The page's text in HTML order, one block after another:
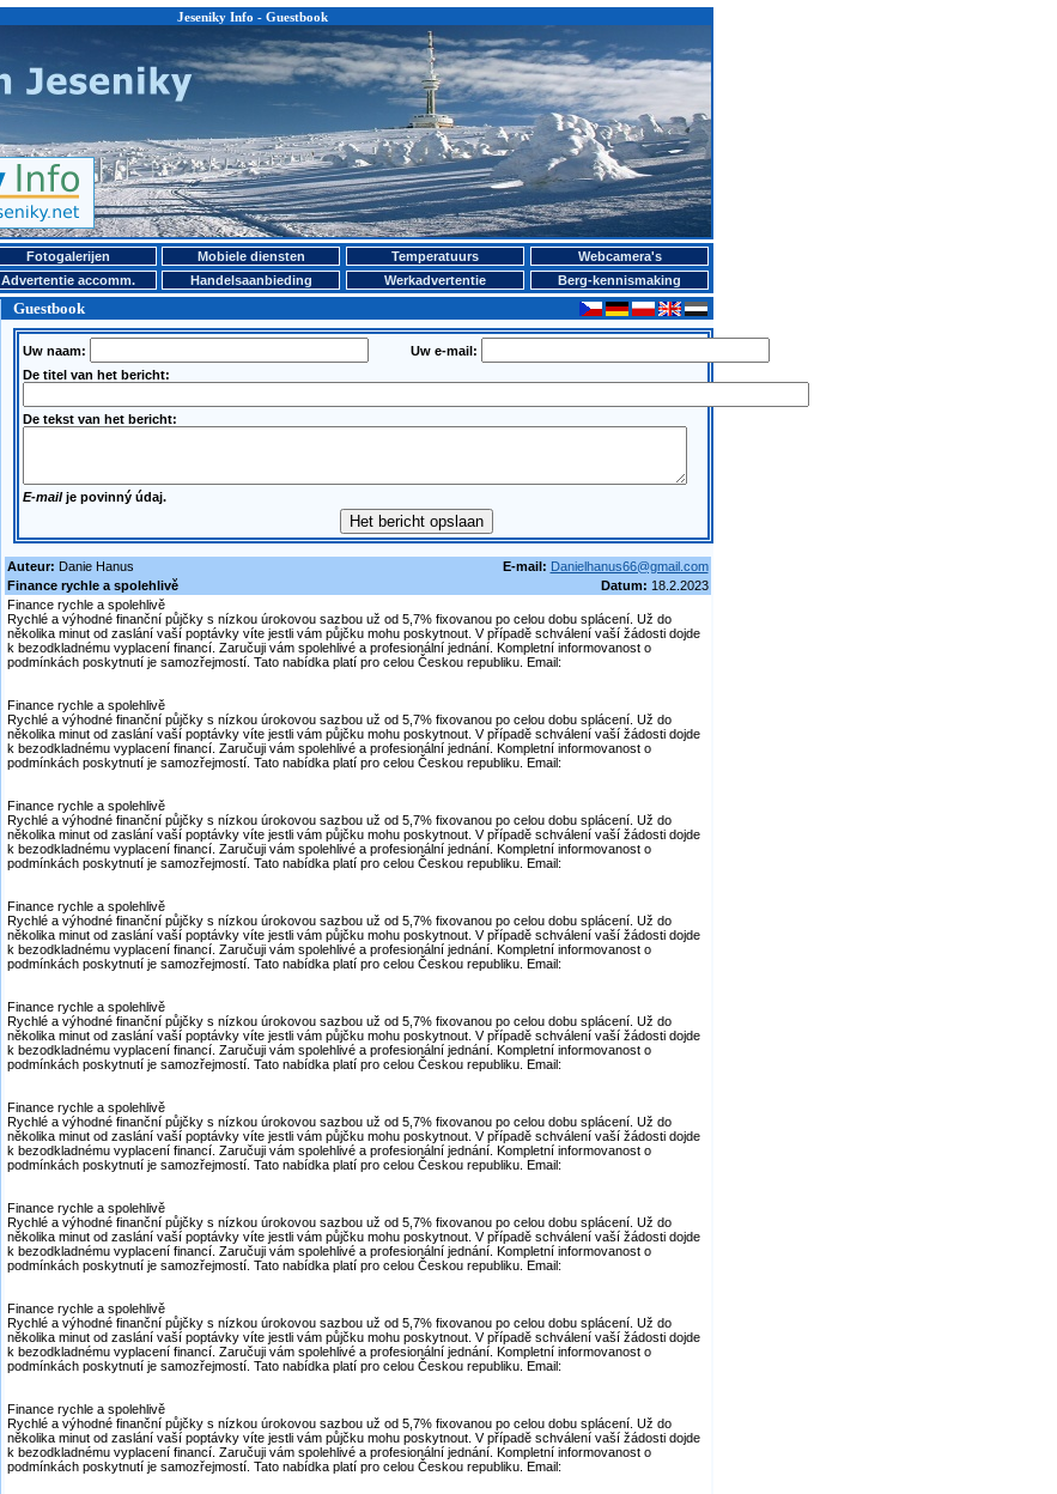
Jeseniky Info - Guestbook
Fotogalerijen Mobiele diensten Temperatuurs
Webcamera's
Advertentie accomm. Handelsaanbieding Werkadvertentie
Berg-kennismaking
Guestbook
Uw naam:
Uw e-mail:
De titel van het bericht:
De tekst van het bericht:
E-mailje povinný údaj.
Auteur: Danie Hanus E-mail: Danielhanus66@gmail.com
Finance rychle a spolehlivě
Datum: 18.2.2023
Finance rychle a spolehlivě
Rychlé a výhodné finanční půjčky s nízkou úrokovou sazbou už od 5,7% fixovanou po celou dobu splácení. Už do
několika minut od zaslání vaší poptávky víte jestli vám půjčku mohu poskytnout. V případě schválení vaší žádosti dojde
k bezodkladnému vyplacení financí. Zaručuji vám spolehlivé a profesionální jednání. Kompletní informovanost o
podmínkách poskytnutí je samozřejmostí. Tato nabídka platí pro celou Českou republiku. Email:
Finance rychle a spolehlivě
Rychlé a výhodné finanční půjčky s nízkou úrokovou sazbou už od 5,7% fixovanou po celou dobu splácení. Už do
několika minut od zaslání vaší poptávky víte jestli vám půjčku mohu poskytnout. V případě schválení vaší žádosti dojde
k bezodkladnému vyplacení financí. Zaručuji vám spolehlivé a profesionální jednání. Kompletní informovanost o
podmínkách poskytnutí je samozřejmostí. Tato nabídka platí pro celou Českou republiku. Email:
Finance rychle a spolehlivě
Rychlé a výhodné finanční půjčky s nízkou úrokovou sazbou už od 5,7% fixovanou po celou dobu splácení. Už do
několika minut od zaslání vaší poptávky víte jestli vám půjčku mohu poskytnout. V případě schválení vaší žádosti dojde
k bezodkladnému vyplacení financí. Zaručuji vám spolehlivé a profesionální jednání. Kompletní informovanost o
podmínkách poskytnutí je samozřejmostí. Tato nabídka platí pro celou Českou republiku. Email:
Finance rychle a spolehlivě
Rychlé a výhodné finanční půjčky s nízkou úrokovou sazbou už od 5,7% fixovanou po celou dobu splácení. Už do
několika minut od zaslání vaší poptávky víte jestli vám půjčku mohu poskytnout. V případě schválení vaší žádosti dojde
k bezodkladnému vyplacení financí. Zaručuji vám spolehlivé a profesionální jednání. Kompletní informovanost o
podmínkách poskytnutí je samozřejmostí. Tato nabídka platí pro celou Českou republiku. Email:
Finance rychle a spolehlivě
Rychlé a výhodné finanční půjčky s nízkou úrokovou sazbou už od 5,7% fixovanou po celou dobu splácení. Už do
několika minut od zaslání vaší poptávky víte jestli vám půjčku mohu poskytnout. V případě schválení vaší žádosti dojde
k bezodkladnému vyplacení financí. Zaručuji vám spolehlivé a profesionální jednání. Kompletní informovanost o
podmínkách poskytnutí je samozřejmostí. Tato nabídka platí pro celou Českou republiku. Email:
Finance rychle a spolehlivě
Rychlé a výhodné finanční půjčky s nízkou úrokovou sazbou už od 5,7% fixovanou po celou dobu splácení. Už do
několika minut od zaslání vaší poptávky víte jestli vám půjčku mohu poskytnout. V případě schválení vaší žádosti dojde
k bezodkladnému vyplacení financí. Zaručuji vám spolehlivé a profesionální jednání. Kompletní informovanost o
podmínkách poskytnutí je samozřejmostí. Tato nabídka platí pro celou Českou republiku. Email:
Finance rychle a spolehlivě
Rychlé a výhodné finanční půjčky s nízkou úrokovou sazbou už od 5,7% fixovanou po celou dobu splácení. Už do
několika minut od zaslání vaší poptávky víte jestli vám půjčku mohu poskytnout. V případě schválení vaší žádosti dojde
k bezodkladnému vyplacení financí. Zaručuji vám spolehlivé a profesionální jednání. Kompletní informovanost o
podmínkách poskytnutí je samozřejmostí. Tato nabídka platí pro celou Českou republiku. Email:
Finance rychle a spolehlivě
Rychlé a výhodné finanční půjčky s nízkou úrokovou sazbou už od 5,7% fixovanou po celou dobu splácení. Už do
několika minut od zaslání vaší poptávky víte jestli vám půjčku mohu poskytnout. V případě schválení vaší žádosti dojde
k bezodkladnému vyplacení financí. Zaručuji vám spolehlivé a profesionální jednání. Kompletní informovanost o
podmínkách poskytnutí je samozřejmostí. Tato nabídka platí pro celou Českou republiku. Email:
Finance rychle a spolehlivě
Rychlé a výhodné finanční půjčky s nízkou úrokovou sazbou už od 5,7% fixovanou po celou dobu splácení. Už do
několika minut od zaslání vaší poptávky víte jestli vám půjčku mohu poskytnout. V případě schválení vaší žádosti dojde
k bezodkladnému vyplacení financí. Zaručuji vám spolehlivé a profesionální jednání. Kompletní informovanost o
podmínkách poskytnutí je samozřejmostí. Tato nabídka platí pro celou Českou republiku. Email: